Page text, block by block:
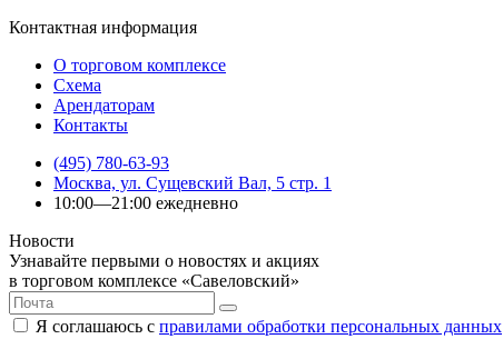
Контактная информация
О торговом комплексе
Схема
Арендаторам
Контакты
(495) 780-63-93
Москва, ул. Сущевский Вал, 5 стр. 1
10:00—21:00 ежедневно
Новости
Узнавайте первыми о новостях и акциях
в торговом комплексе «Савеловский»
Я соглашаюсь с правилами обработки персональных данных